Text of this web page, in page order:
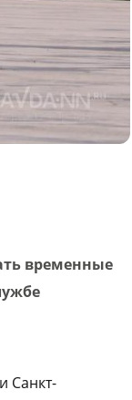
временные
Санкт-